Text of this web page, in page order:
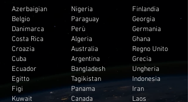
Azerbaigian
Belgio
Danimarca
Costa Rica
Croazia
Cuba
Ecuador
Egitto
Figi
Kuwait
Nigeria
Paraguay
Perù
Algeria
Australia
Argentina
Bangladesh
Tagikistan
Panama
Canada
Finlandia
Georgia
Germania
Ghana
Regno Unito
Grecia
Ungheria
Indonesia
Iran
Laos